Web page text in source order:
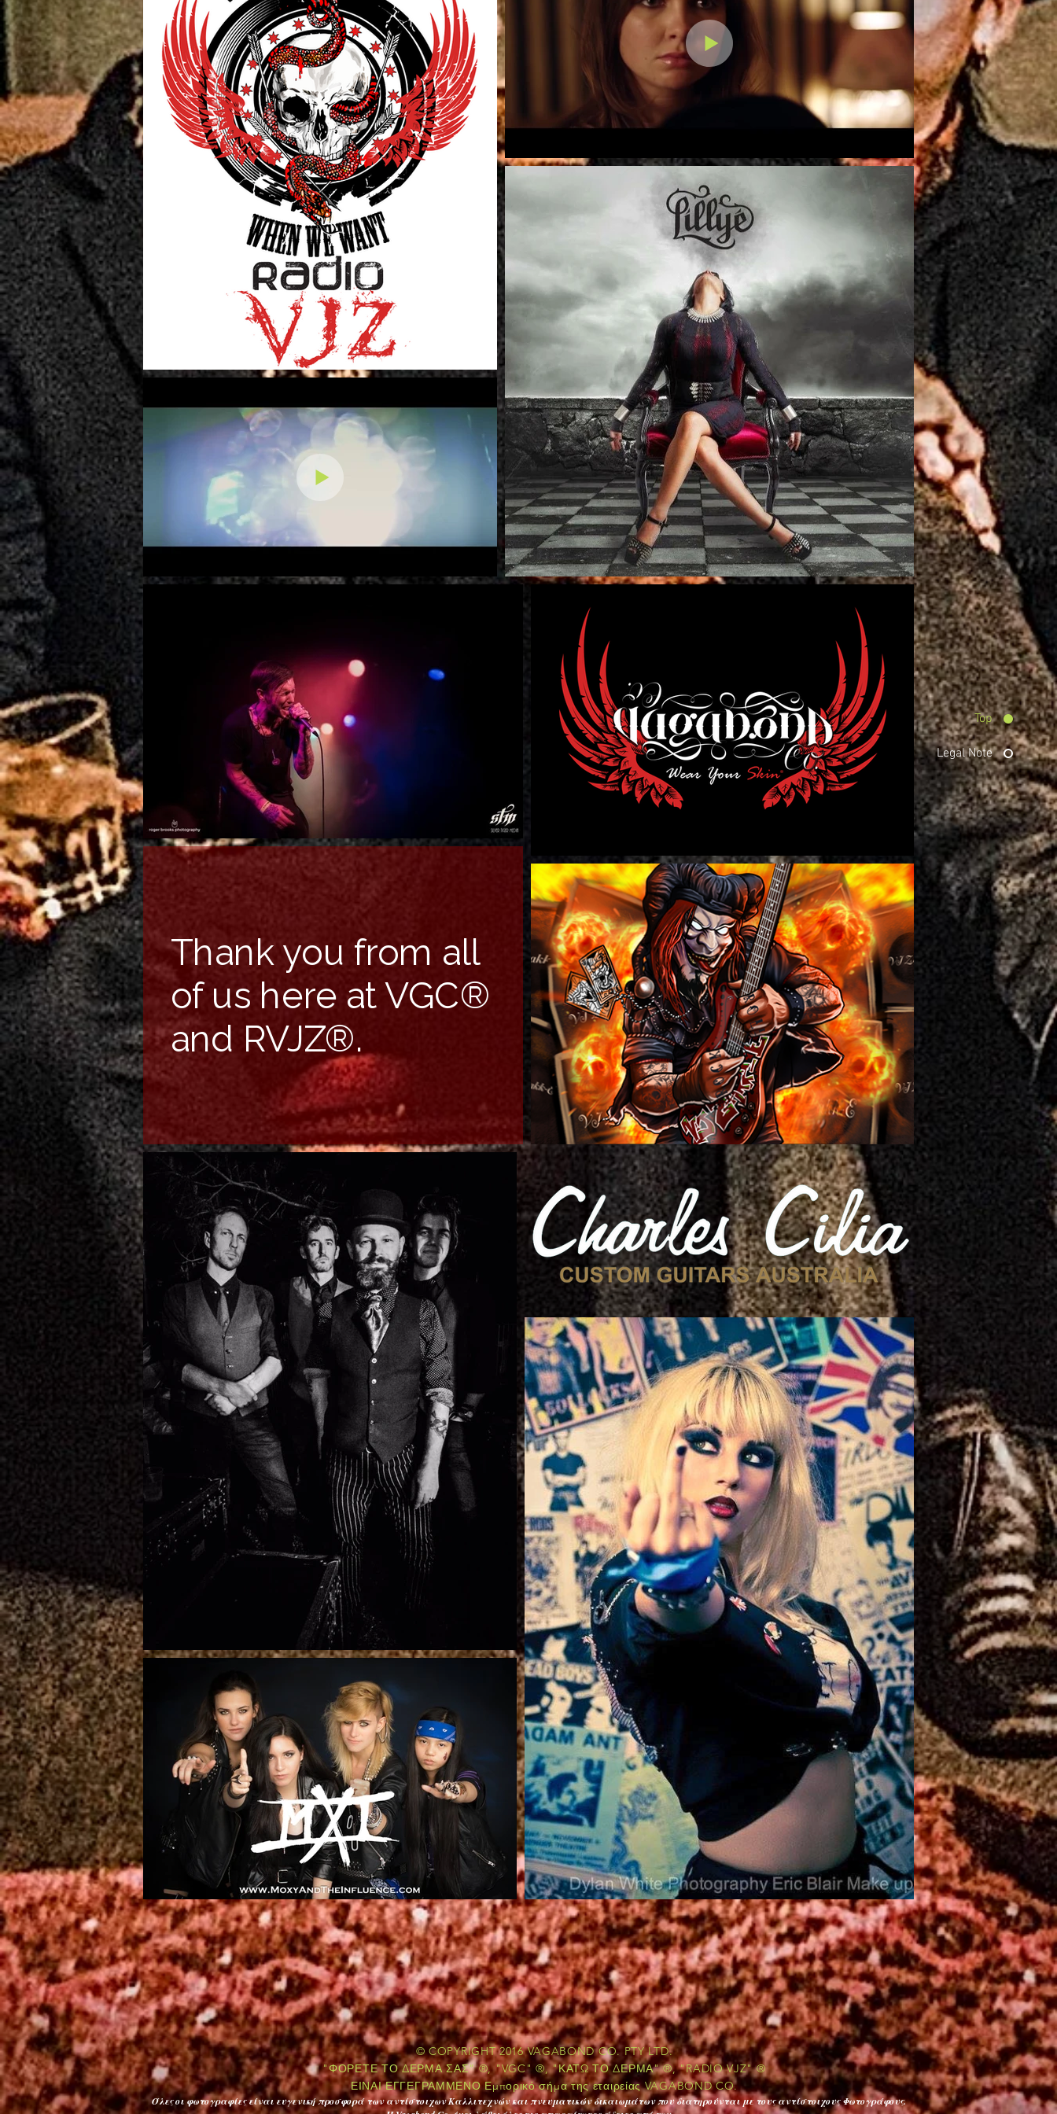
Top
Legal Note
Thank you from all
of us here at VGC®
and RVJZ®.
© COPYRIGHT 2016 VAGABOND CO. PTY LTD.
"ΦΟΡΕΤΕ ΤΟ ΔΕΡΜΑ ΣΑΣ" ®, "VGC" ®, "ΚΑΤΩ ΤΟ ΔΕΡΜΑ" ®, "RADIO VJZ" ®
ΕΙΝΑΙ ΕΓΓΕΓΡΑΜΜΕΝΟ Εμπορικό σήμα της εταιρείας VAGABOND CO.
Όλες οι φωτογραφίες είναι ευγενική προσφορά των αντίστοιχων Καλλιτεχνών και πνευματικών δικαιωμάτων που διατηρούνται με τους αντίστοιχους Φωτογράφους.